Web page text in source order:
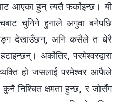
आएका हुन् त्यतै फर्काइन्छ। यी
चुनिने हुनाले अगुवा बनेपछि
देखाउँछन्, अनि कसैले त धेरै
अर्कोतिर, परमेश्‍वरद्वारा
व्यक्ति हो जसलाई परमेश्‍वर आफैले
निश्चित क्षमता हुन्छ, र जोसँग